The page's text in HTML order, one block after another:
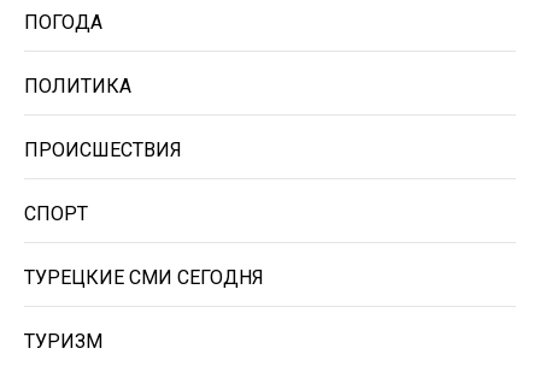
ПОГОДА
ПОЛИТИКА
ПРОИСШЕСТВИЯ
СПОРТ
ТУРЕЦКИЕ СМИ СЕГОДНЯ
ТУРИЗМ